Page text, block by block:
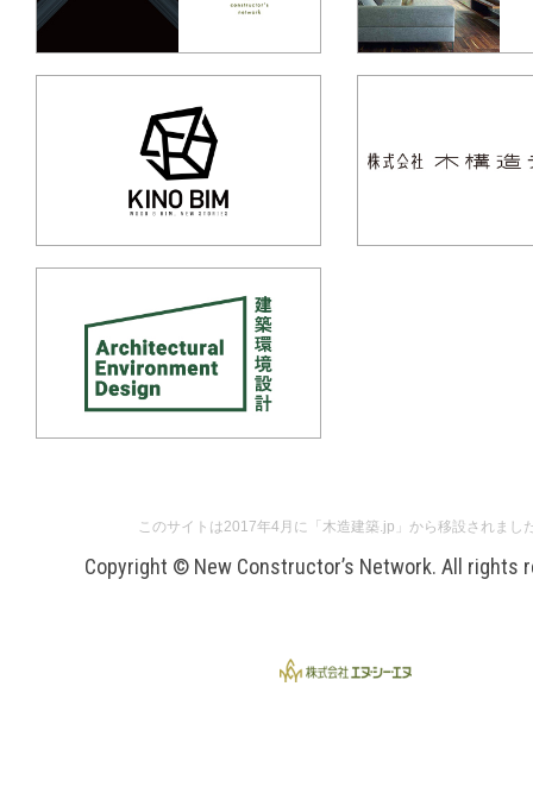
このサイトは2017年4月に「木造建築.jp」から移設されまし
Copyright © New Constructor’s Network. All rights